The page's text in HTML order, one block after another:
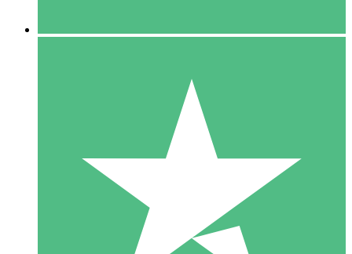
10 Downloads
20 00